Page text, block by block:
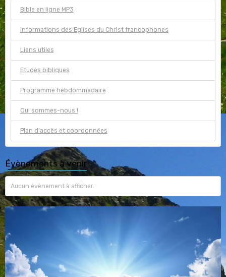
Bible en ligne MP3
Informations des Eglises du Christ francophones
Liens utiles
Etudes bibliques
Programme hebdommadaire
Qui sommes-nous !
Plan d'accès et coordonnées
Évènements à venir
Aucun évènement à afficher.